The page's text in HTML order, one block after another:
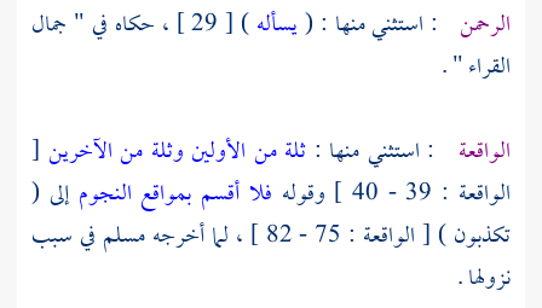
الرحمن : استثني منها : (يسأله
) [ 29 ] ، حكاه في " جمال
القراء " .
الواقعة : استثني منها : ثلة من الأولين وثلة من الآخرين [
الواقعة : 39 - 40 ] وقوله
فلا أقسم بمواقع النجومإلى (
تكذبون ) [ الواقعة : 75 - 82 ] ، لما أخرجه
مسلم في سبب
نزولها .